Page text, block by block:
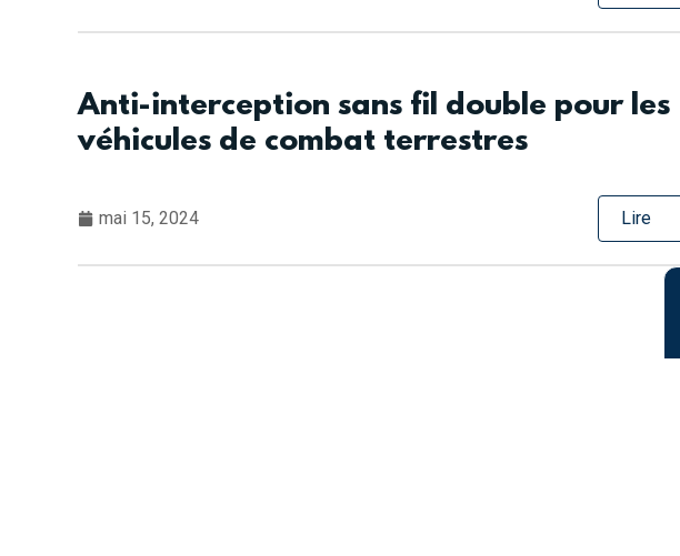
Anti-interception sans fil double pour les
véhicules de combat terrestres
mai 15, 2024 Lire